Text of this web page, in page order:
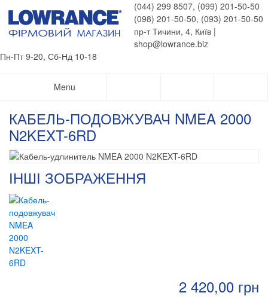
(044) 299 8507, (099) 201-50-50
(098) 201-50-50, (093) 201-50-50
пр-т Тичини, 4, Київ |
shop@lowrance.biz
Пн-Пт 9-20, Сб-Нд 10-18
Menu
КАБЕЛЬ-ПОДОВЖУВАЧ NMEA 2000
N2KEXT-6RD
ІНШІ ЗОБРАЖЕННЯ
2 420,00 грн